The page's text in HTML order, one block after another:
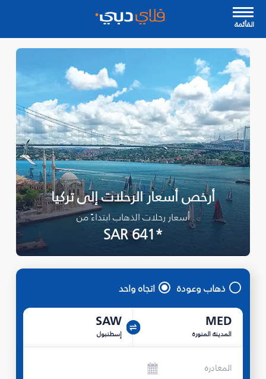
القأئمة
أرخص أسعار الرحلات إلى تركيا
أسعار رحلات الذهاب ابتداءً من
*SAR 641
ذهاب وعودة اتجاه واحد
MED
المدينة المنورة
SAW
إسطنبول
المغادرة